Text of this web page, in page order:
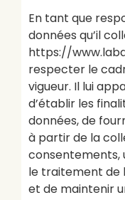
En tant que
données qu’il
https://
respecter le
vigueur. Il lui
d’établir les
données, de
à partir de la
consentements,
le traitement de
et de maintenir